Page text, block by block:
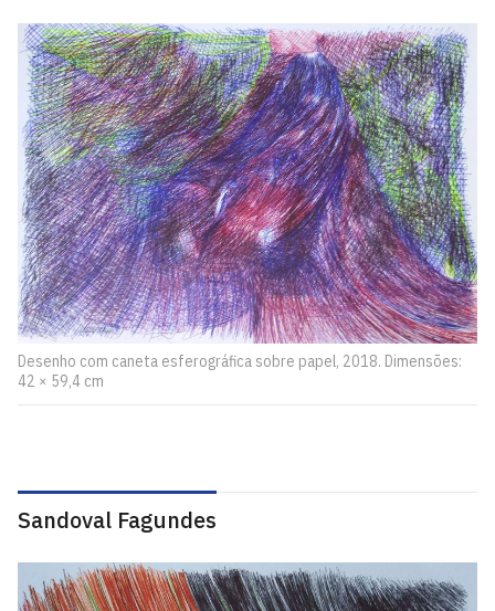
Desenho com caneta esferográfica sobre papel, 2018. Dimensões:
42 × 59,4 cm
Sandoval Fagundes